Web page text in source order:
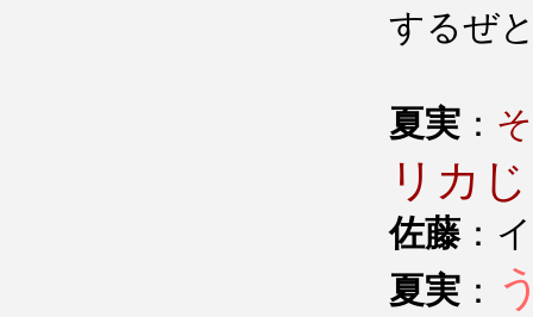
するぜ
夏実 ：
リカ
佐藤：
夏実 ：